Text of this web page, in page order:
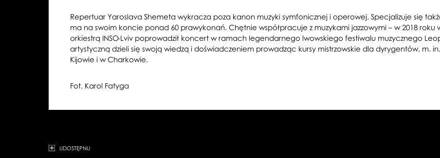
Repertuar Yaroslava Shemeta wykracza poza kanon muzyki symfonicznej i operowej. Specjalizuje się
ma na swoim koncie ponad 60 prawykonań. Chętnie współpracuje z muzykami jazzowymi – w 2018 roku
orkiestrą INSO-Lviv poprowadził koncert w ramach legendarnego lwowskiego festiwalu muzycznego
artystyczną dzieli się swoją wiedzą i doświadczeniem prowadząc kursy mistrzowskie dla dyrygentów, m.
Kijowie i w Charkowie.
Fot. Karol Fatyga
UDOSTĘPNIJ